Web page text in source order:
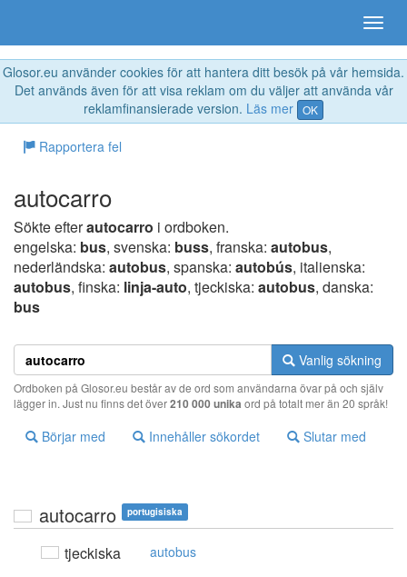
Glosor.eu använder cookies för att hantera ditt besök på vår hemsida.
Det används även för att visa reklam om du väljer att använda vår
reklamfinansierade version. Läs mer OK
Rapportera fel
autocarro
Sökte efterautocarro i ordboken.
engelska: bus, svenska: buss, franska: autobus,
nederländska: autobus, spanska: autobús, italienska:
autobus, finska: linja-auto, tjeckiska: autobus, danska:
bus
Vanlig sökning
Ordboken på Glosor.eu består av de ord som användarna övar på och själv
lägger in. Just nu finns det över210 000 unika ord på totalt mer än 20 språk!
Börjar med Innehåller sökordet Slutar med
autocarro portugisiska
tjeckiska autobus